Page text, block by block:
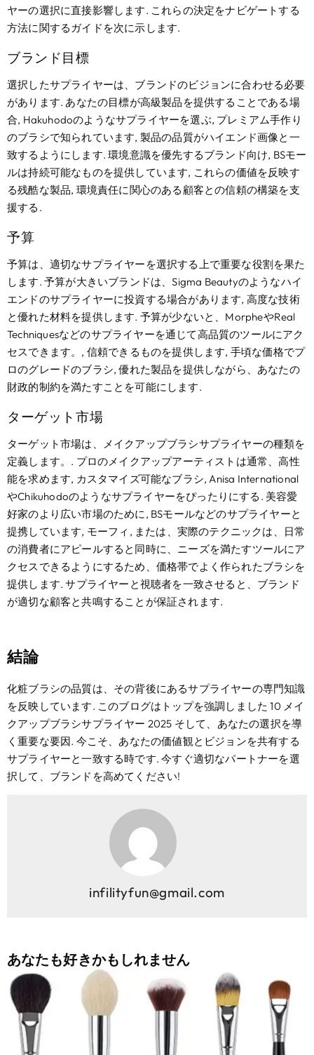
ヤーの選択に直接影響します. これらの決定をナビゲートする
方法に関するガイドを次に示します.
ブランド目標
選択したサプライヤーは、ブランドのビジョンに合わせる必要
があります. あなたの目標が高級製品を提供することである場
合, Hakuhodoのようなサプライヤーを選ぶ, プレミアム手作り
のブラシで知られています, 製品の品質がハイエンド画像と一
致するようにします. 環境意識を優先するブランド向け, BSモー
ルは持続可能なものを提供しています, これらの価値を反映す
る残酷な製品, 環境責任に関心のある顧客との信頼の構築を支
援する.
予算
予算は、適切なサプライヤーを選択する上で重要な役割を果た
します. 予算が大きいブランドは、Sigma Beautyのようなハイ
エンドのサプライヤーに投資する場合があります, 高度な技術
と優れた材料を提供します. 予算が少ないと、MorpheやReal
Techniquesなどのサプライヤーを通じて高品質のツールにアク
セスできます。, 信頼できるものを提供します, 手頃な価格でプ
ロのグレードのブラシ, 優れた製品を提供しながら、あなたの
財政的制約を満たすことを可能にします.
ターゲット市場
ターゲット市場は、メイクアップブラシサプライヤーの種類を
定義します。. プロのメイクアップアーティストは通常​​、高性
能を求めます, カスタマイズ可能なブラシ, Anisa International
やChikuhodoのようなサプライヤーをぴったりにする. 美容愛
好家のより広い市場のために, BSモールなどのサプライヤーと
提携しています, モーフィ, または、実際のテクニックは、日常
の消費者にアピールすると同時に、ニーズを満たすツールにア
クセスできるようにするため、価格帯でよく作られたブラシを
提供します. サプライヤーと視聴者を一致させると、ブランド
が適切な顧客と共鳴することが保証されます.
結論
化粧ブラシの品質は、その背後にあるサプライヤーの専門知識
を反映しています. このブログはトップを強調しました 10 メイ
クアップブラシサプライヤー 2025 そして、あなたの選択を導
く重要な要因. 今こそ、あなたの価値観とビジョンを共有する
サプライヤーと一致する時です. 今すぐ適切なパートナーを選
択して、ブランドを高めてください!
infilityfun@gmail.com
あなたも好きかもしれません